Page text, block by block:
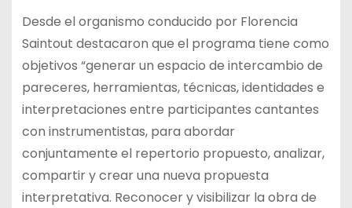
Desde el organismo conducido por Florencia
Saintout destacaron que el programa tiene como
objetivos “generar un espacio de intercambio de
pareceres, herramientas, técnicas, identidades e
interpretaciones entre participantes cantantes
con instrumentistas, para abordar
conjuntamente el repertorio propuesto, analizar,
compartir y crear una nueva propuesta
interpretativa. Reconocer y visibilizar la obra de